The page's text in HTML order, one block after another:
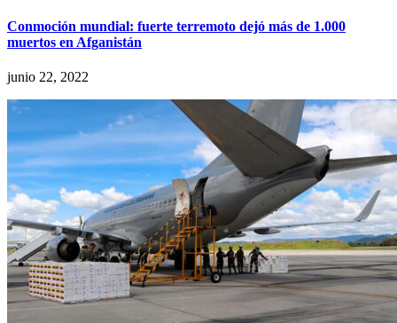
Conmoción mundial: fuerte terremoto dejó más de 1.000
muertos en Afganistán
junio 22, 2022